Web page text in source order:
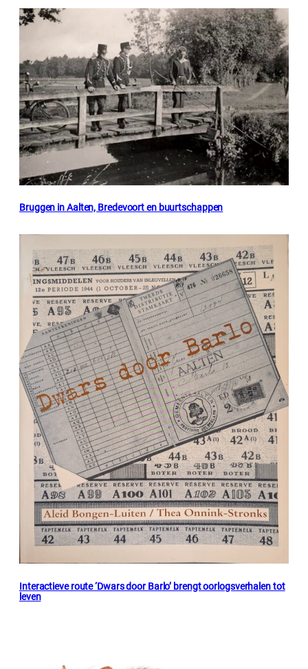
Bruggen in Aalten, Bredevoort en buurtschappen
Interactieve route ‘Dwars door Barlo’ brengt oorlogsverhalen tot
leven